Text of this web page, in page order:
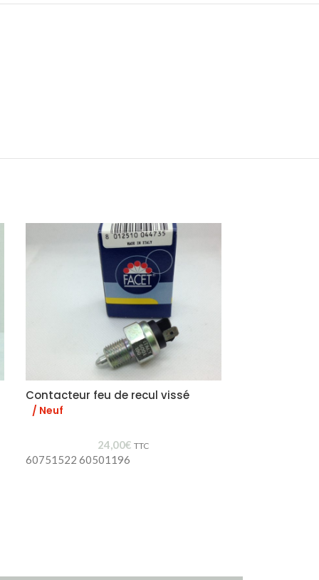
Contacteur feu de recul vissé
/ Neuf
24,00€ TTC
60751522 60501196